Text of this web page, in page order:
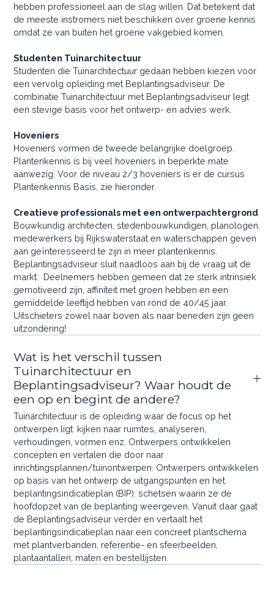
hebben professioneel aan de slag willen. Dat betekent dat
de meeste instromers niet beschikken over groene kennis
omdat ze van buiten het groene vakgebied komen.
Studenten Tuinarchitectuur
Studenten die Tuinarchitectuur gedaan hebben kiezen voor
een vervolg opleiding met Beplantingsadviseur. De
combinatie Tuinarchitectuur met Beplantingsadviseur legt
een stevige basis voor het ontwerp- en advies werk.
Hoveniers
Hoveniers vormen de tweede belangrijke doelgroep.
Plantenkennis is bij veel hoveniers in beperkte mate
aanwezig. Voor de niveau 2/3 hoveniers is er de cursus
Plantenkennis Basis, zie hieronder.
Creatieve professionals met een ontwerpachtergrond
Bouwkundig architecten, stedenbouwkundigen, planologen,
medewerkers bij Rijkswaterstaat en waterschappen geven
aan geïnteresseerd te zijn in meer plantenkennis.
Beplantingsadviseur sluit naadloos aan bij de vraag uit de
markt. Deelnemers hebben gemeen dat ze sterk intrinsiek
gemotiveerd zijn, affiniteit met groen hebben en een
gemiddelde leeftijd hebben van rond de 40/45 jaar.
Uitschieters zowel naar boven als naar beneden zijn geen
uitzondering!
Wat is het verschil tussen
Tuinarchitectuur en
Beplantingsadviseur? Waar houdt de
een op en begint de andere?
Tuinarchitectuur is de opleiding waar de focus op het
ontwerpen ligt: kijken naar ruimtes, analyseren,
verhoudingen, vormen enz. Ontwerpers ontwikkelen
concepten en vertalen die door naar
inrichtingsplannen/tuinontwerpen. Ontwerpers ontwikkelen
op basis van het ontwerp de uitgangspunten en het
beplantingsindicatieplan (BIP): schetsen waarin ze de
hoofdopzet van de beplanting weergeven. Vanuit daar gaat
de Beplantingsadviseur verder en vertaalt het
beplantingsindicatieplan naar een concreet plantschema
met plantverbanden, referentie- en sfeerbeelden,
plantaantallen, maten en bestellijsten.